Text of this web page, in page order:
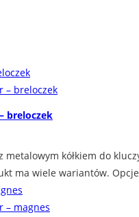
breloczek
metalowym kółkiem do
ma wiele wariantów.